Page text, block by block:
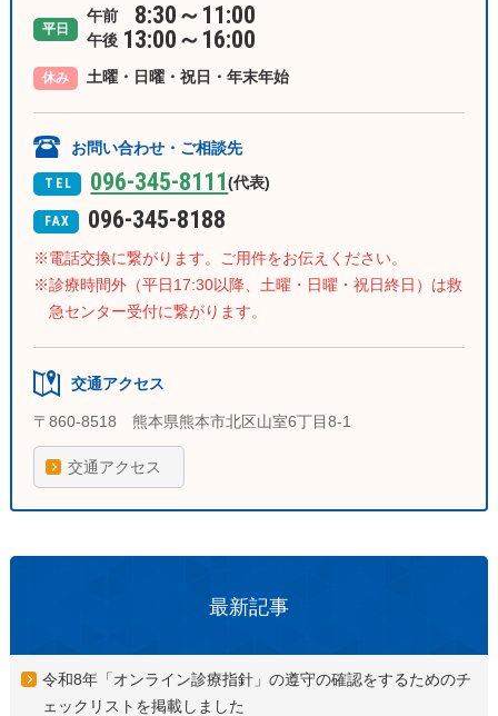
平日
午前 8:30～11:00
午後 13:00～16:00
休み 土曜・日曜・祝日・年末年始
お問い合わせ・ご相談先
TEL 096-345-8111(代表)
FAX 096-345-8188
電話交換に繋がります。ご用件をお伝えください。
診療時間外（平日17:30以降、土曜・日曜・祝日終日）は救
急センター受付に繋がります。
交通アクセス
〒860-8518 熊本県熊本市北区山室6丁目8-1
交通アクセス
最新記事
令和8年「オンライン診療指針」の遵守の確認をするためのチ
ェックリストを掲載しました